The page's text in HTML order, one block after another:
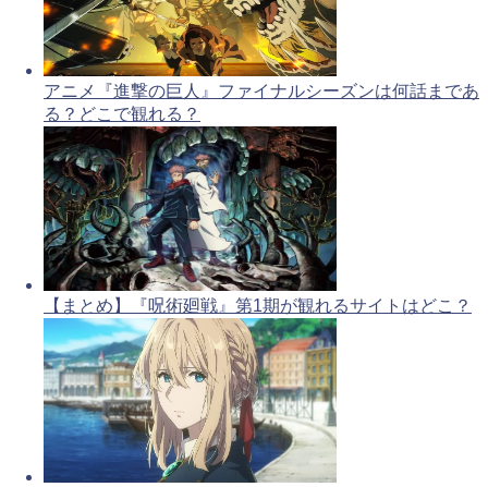
アニメ『進撃の巨人』ファイナルシーズンは何話まであ
る？どこで観れる？
【まとめ】『呪術廻戦』第1期が観れるサイトはどこ？